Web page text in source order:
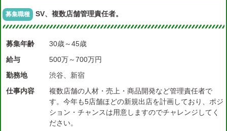
募集職種 SV、複数店舗管理責任者。
募集年齢
30歳～45歳
給与
500万～700万円
勤務地
渋谷、新宿
仕事内容
複数店舗の人材・売上・商品開発など管理責任者で
す。今年も5店舗ほどの新規出店を計画しており、ポジ
ション・チャンスは用意しますのでチャレンジしてく
ださい。